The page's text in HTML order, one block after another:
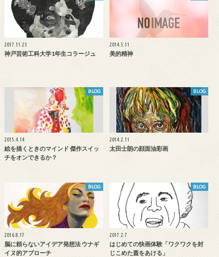
2017.11.23
神戸芸術工科大学1年生コラージュ
2014.5.11
美的精神
BLOG
2015.4.14
絵を描くときのマインド 傑作スイッ
チをオンできるか？
BLOG
2014.2.11
太田士朗の顔面油彩画
BLOG
2016.8.17
脳に頼らないアイデア発想法 ウナギ
イヌ的アプローチ
BLOG
2017.2.7
はじめての快画体験「ワクワクを封
じこめた蓋をあける」